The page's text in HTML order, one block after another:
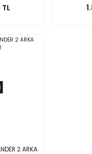
2 ARKA